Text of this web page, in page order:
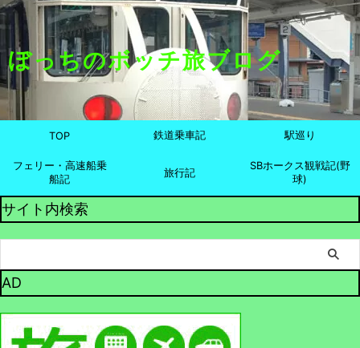
ぼっちのボッチ旅ブログ
TOP 鉄道乗車記 駅巡り
フェリー・高速船乗
船記
旅行記
SBホークス観戦記(野
球)
サイト内検索
AD